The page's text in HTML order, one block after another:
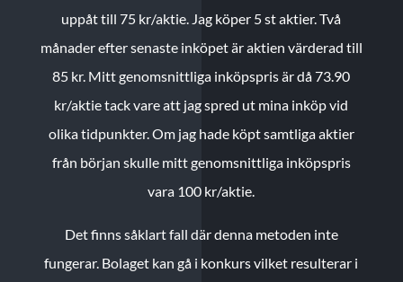
uppåt till 75 kr/aktie. Jag köper 5 st aktier.Två
månader efter senaste inköpet är aktien värderad till
85 kr. Mitt genomsnittliga inköpspris är då 73.90
kr/aktie tack vare att jag spred ut mina inköp vid
olika tidpunkter. Om jag hade köpt samtliga aktier
från början skulle mitt genomsnittliga inköpspris
vara 100 kr/aktie.
Det finns såklart fall där denna metoden inte
fungerar. Bolaget kan gå i konkurs vilket resulterar i